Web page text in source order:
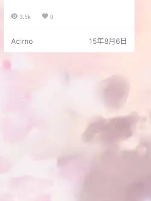
看了下挺好的，于是搬过来收藏。
色风格，不依赖任何前端框架 WP版
本 4.1+ 支持浏览器 兼容IE8+、 Fire
3.5k 0
Acirno 15年8月6日